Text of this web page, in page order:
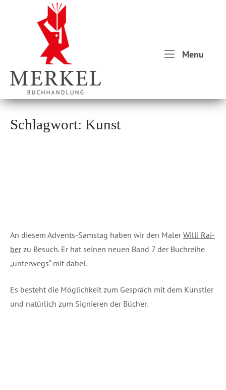
Menu
Schlagwort: Kunst
An die­sem Advents-Sams­tag haben wir den MalerWil­li Rai­
berzu Besuch. Er hat sei­nen neu­en Band 7 der Buchreihe
„unter­wegs“ mit dabei.
Es besteht die Mög­lich­keit zum Gespräch mit dem Künst­ler
und natür­lich zum Signie­ren der Bücher.